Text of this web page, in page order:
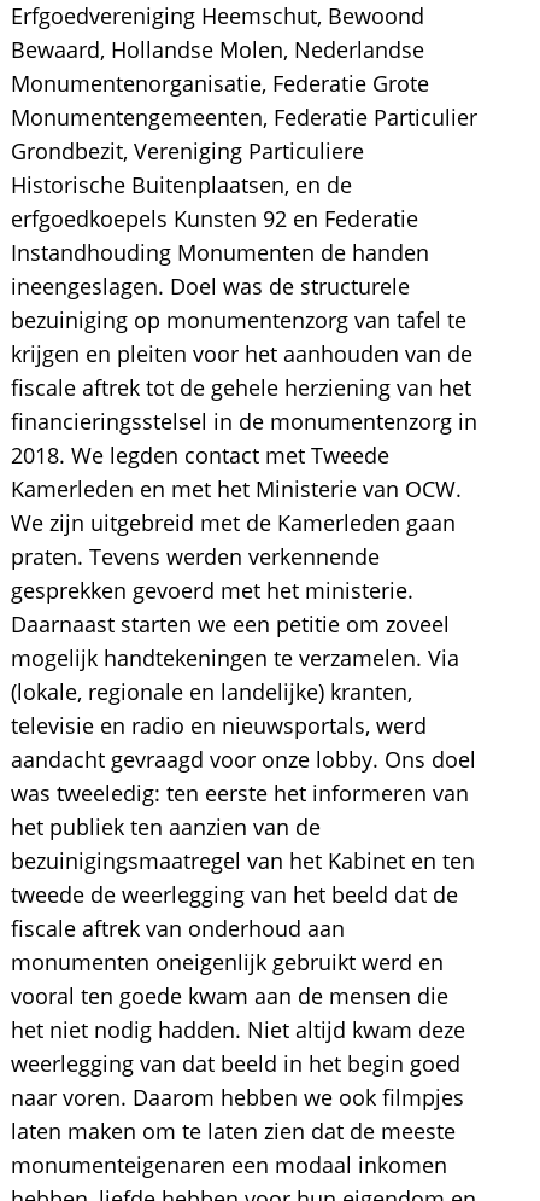
Erfgoedvereniging Heemschut, Bewoond
Bewaard, Hollandse Molen, Nederlandse
Monumentenorganisatie, Federatie Grote
Monumentengemeenten, Federatie Particulier
Grondbezit, Vereniging Particuliere
Historische Buitenplaatsen, en de
erfgoedkoepels Kunsten 92 en Federatie
Instandhouding Monumenten de handen
ineengeslagen. Doel was de structurele
bezuiniging op monumentenzorg van tafel te
krijgen en pleiten voor het aanhouden van de
fiscale aftrek tot de gehele herziening van het
financieringsstelsel in de monumentenzorg in
2018. We legden contact met Tweede
Kamerleden en met het Ministerie van OCW.
We zijn uitgebreid met de Kamerleden gaan
praten. Tevens werden verkennende
gesprekken gevoerd met het ministerie.
Daarnaast starten we een petitie om zoveel
mogelijk handtekeningen te verzamelen. Via
(lokale, regionale en landelijke) kranten,
televisie en radio en nieuwsportals, werd
aandacht gevraagd voor onze lobby. Ons doel
was tweeledig: ten eerste het informeren van
het publiek ten aanzien van de
bezuinigingsmaatregel van het Kabinet en ten
tweede de weerlegging van het beeld dat de
fiscale aftrek van onderhoud aan
monumenten oneigenlijk gebruikt werd en
vooral ten goede kwam aan de mensen die
het niet nodig hadden. Niet altijd kwam deze
weerlegging van dat beeld in het begin goed
naar voren. Daarom hebben we ook filmpjes
laten maken om te laten zien dat de meeste
monumenteigenaren een modaal inkomen